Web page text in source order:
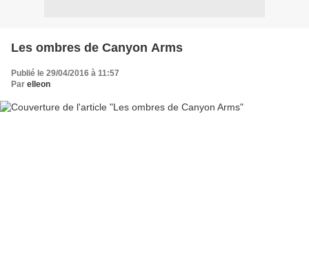
Les ombres de Canyon Arms
Publié le 29/04/2016 à 11:57
Par elleon